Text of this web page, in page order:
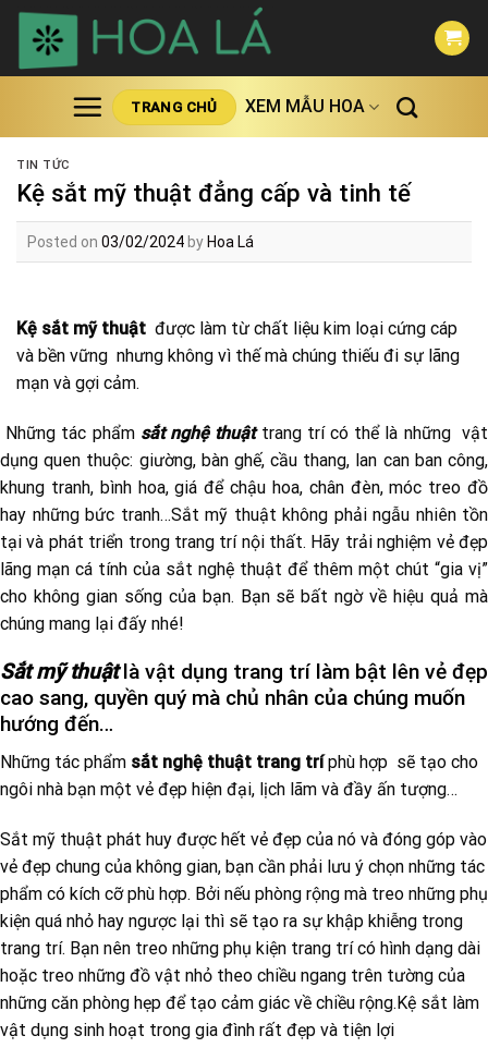
Skip
content
TRANG CHỦ XEM MẪU HOA
TIN TỨC
Kệ sắt mỹ thuật đẳng cấp và tinh tế
Posted on 03/02/2024 by Hoa Lá
Kệ sắt mỹ thuật được làm từ chất liệu kim loại cứng cáp
và bền vững nhưng không vì thế mà chúng thiếu đi sự lãng
mạn và gợi cảm.
Những tác phẩm sắt nghệ thuậttrang trí có thể là những vật
dụng quen thuộc: giường, bàn ghế, cầu thang, lan can ban công,
khung tranh, bình hoa, giá để chậu hoa, chân đèn, móc treo đồ
hay những bức tranh…Sắt mỹ thuật không phải ngẫu nhiên tồn
tại và phát triển trong trang trí nội thất. Hãy trải nghiệm vẻ đẹp
lãng mạn cá tính của sắt nghệ thuật để thêm một chút “gia vị”
cho không gian sống của bạn. Bạn sẽ bất ngờ về hiệu quả mà
chúng mang lại đấy nhé!
Sắt mỹ thuậtlà vật dụng trang trí làm bật lên vẻ đẹp
cao sang, quyền quý mà chủ nhân của chúng muốn
hướng đến…
Những tác phẩm sắt nghệ thuật trang tríphù hợp sẽ tạo cho
ngôi nhà bạn một vẻ đẹp hiện đại, lịch lãm và đầy ấn tượng…
Sắt mỹ thuật phát huy được hết vẻ đẹp của nó và đóng góp vào
vẻ đẹp chung của không gian, bạn cần phải lưu ý chọn những tác
phẩm có kích cỡ phù hợp. Bởi nếu phòng rộng mà treo những phụ
kiện quá nhỏ hay ngược lại thì sẽ tạo ra sự khập khiễng trong
trang trí. Bạn nên treo những phụ kiện trang trí có hình dạng dài
hoặc treo những đồ vật nhỏ theo chiều ngang trên tường của
những căn phòng hẹp để tạo cảm giác về chiều rộng.Kệ sắt làm
vật dụng sinh hoạt trong gia đình rất đẹp và tiện lợi